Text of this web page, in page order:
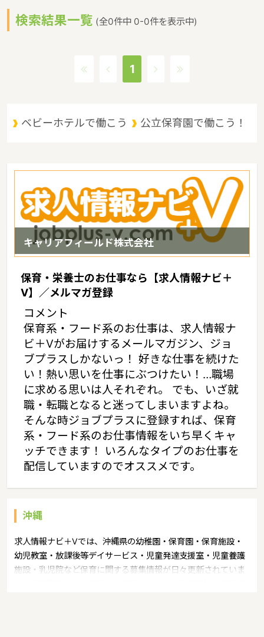
家賃相場：9.1万円（2017年10月賃貸住宅 D-room調べ）沖縄県
は、東京からは1600キロ。沖縄最西端の与那国島から台湾までは
然、文化、産業もこうした地理的環境に大きな影響を受けていると
検索結果一覧 (全0件中 0-0件を表示中)
1
ベビーホテルで働こう 公立保育園で働こう！
キャリアフィールド株式会社
保育・栄養士のお仕事なら【求人情報ナビ＋
V】／メルマガ登録
コメント
保育系・フード系のお仕事は、求人情報ナ
ビ＋Vがお届けするメールマガジン、ジョ
ブプラスしかないっ！ 好きな仕事を続けた
い！熱い思いを仕事にぶつけたい！…職場
に求める思いは人それぞれ。 でも、いざ就
職・転職となると迷ってしまいますよね。
そんな時ジョブプラスに登録すれば、保育
系・フード系のお仕事情報をいち早くキャ
ッチできます！ いろんなタイプのお仕事を
配信していますのでオススメです。
沖縄
求人情報ナビ＋Vでは、沖縄県の幼稚園・保育園・保育施設・
幼児教室・放課後等デイサービス・児童発達支援室・児童養護
施設・乳児院など保育に関する募集情報が日々更新されていま